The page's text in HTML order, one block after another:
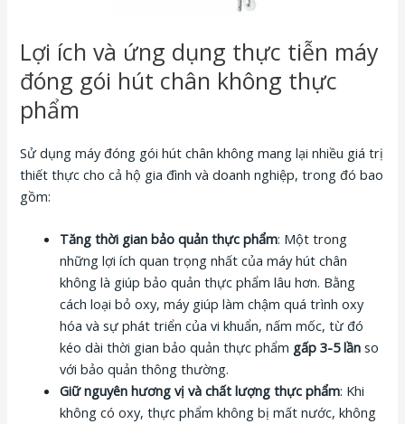
Lợi ích và ứng dụng thực tiễn máy
đóng gói hút chân không thực
phẩm
Sử dụng máy đóng gói hút chân không mang lại nhiều giá trị
thiết thực cho cả hộ gia đình và doanh nghiệp, trong đó bao
gồm:
Tăng thời gian bảo quản thực phẩm: Một trong
những lợi ích quan trọng nhất của máy hút chân
không là giúp bảo quản thực phẩm lâu hơn. Bằng
cách loại bỏ oxy, máy giúp làm chậm quá trình oxy
hóa và sự phát triển của vi khuẩn, nấm mốc, từ đó
kéo dài thời gian bảo quản thực phẩm gấp 3-5 lần so
với bảo quản thông thường.
Giữ nguyên hương vị và chất lượng thực phẩm: Khi
không có oxy, thực phẩm không bị mất nước, không